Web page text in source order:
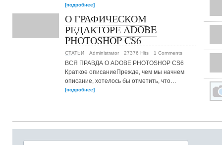
[подробнее]
О ГРАФИЧЕСКОМ
РЕДАКТОРЕ ADOBE
PHOTOSHOP CS6
СТАТЬИ Administrator 27376 Hits 1 Comments
ВСЯ ПРАВДА О ADOBE PHOTOSHOP CS6
Краткое описаниеПрежде, чем мы начнем
описание, хотелось бы отметить, что…
[подробнее]